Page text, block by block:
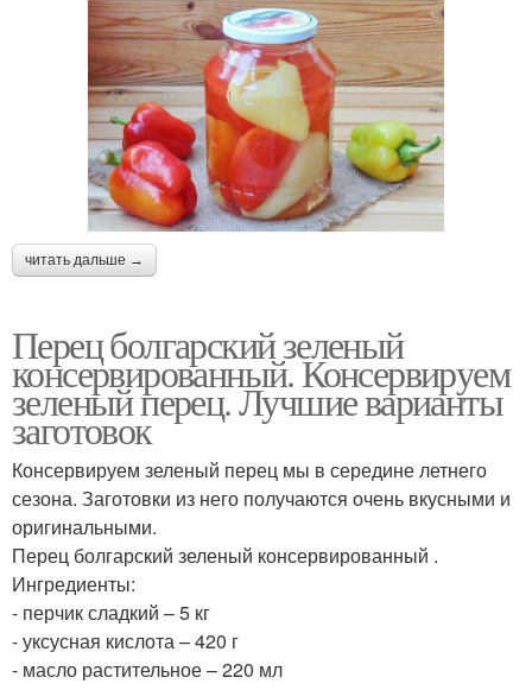
читать дальше →
Перец болгарский зеленый
консервированный. Консервируем
зеленый перец. Лучшие варианты
заготовок
Консервируем зеленый перец мы в середине летнего
сезона. Заготовки из него получаются очень вкусными и
оригинальными.
Перец болгарский зеленый консервированный .
Ингредиенты:
- перчик сладкий – 5 кг
- уксусная кислота – 420 г
- масло растительное – 220 мл